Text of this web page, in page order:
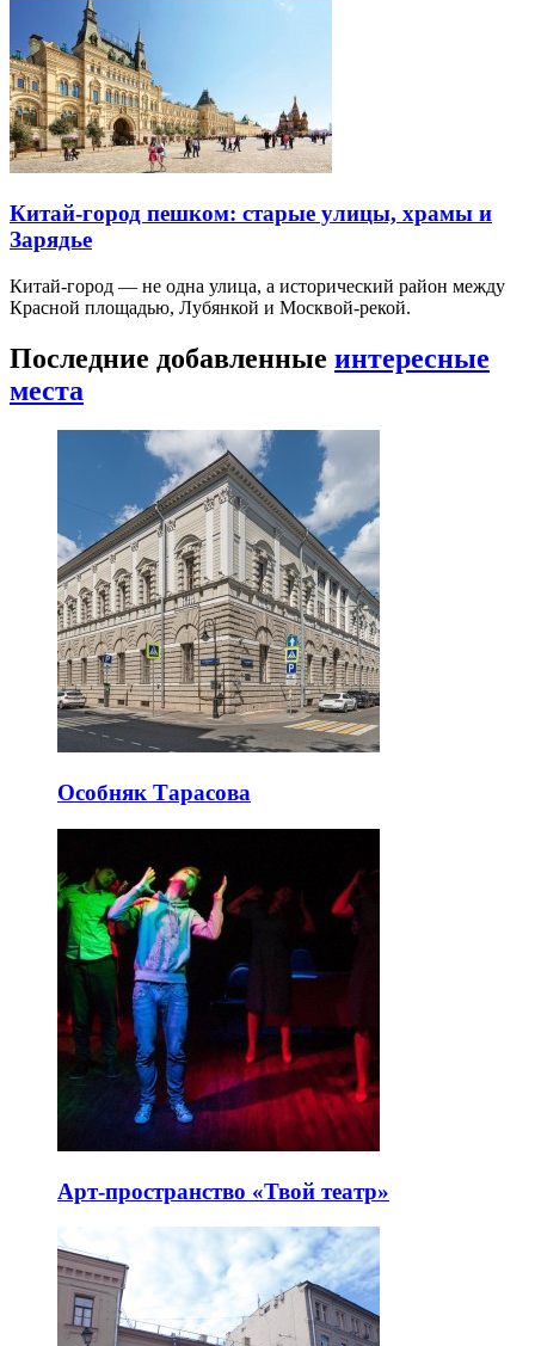
Китай-город пешком: старые улицы, храмы и
Зарядье
Китай-город — не одна улица, а исторический район между
Красной площадью, Лубянкой и Москвой-рекой.
Последние добавленные интересные
места
Особняк Тарасова
Арт-пространство «Твой театр»